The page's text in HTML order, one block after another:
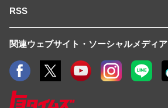
RSS
関連ウェブサイト・ソーシャルメディア